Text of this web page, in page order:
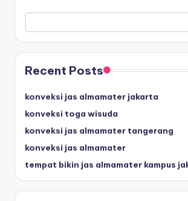
Recent Posts
konveksi jas almamater jakarta
konveksi toga wisuda
konveksi jas almamater tangerang
konveksi jas almamater
tempat bikin jas almamater kampus